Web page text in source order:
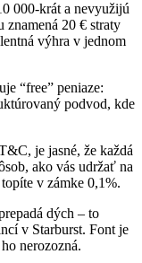
000-krát a nevyužijú
znamená 20 € straty
výhra v jednom
“free” peniaze:
podvod, kde
je jasné, že každá
ako vás udržať na
v zámke 0,1%.
dých – to
v Starburst. Font je
nerozozná.